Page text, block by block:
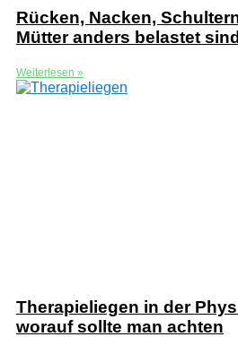
Rücken, Nacken,
Mütter anders belastet
Weiterlesen »
Therapieliegen in der
worauf sollte man achten